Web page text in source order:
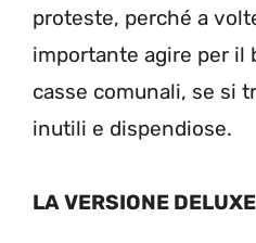
proteste, perché a
importante agire per il
casse comunali, se si
inutili e dispendiose.
LA VERSIONE DELUXE